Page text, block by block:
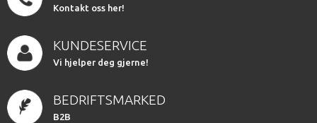
Kontakt oss her!
KUNDESERVICE
Vi hjelper deg gjerne!
BEDRIFTSMARKED
B2B